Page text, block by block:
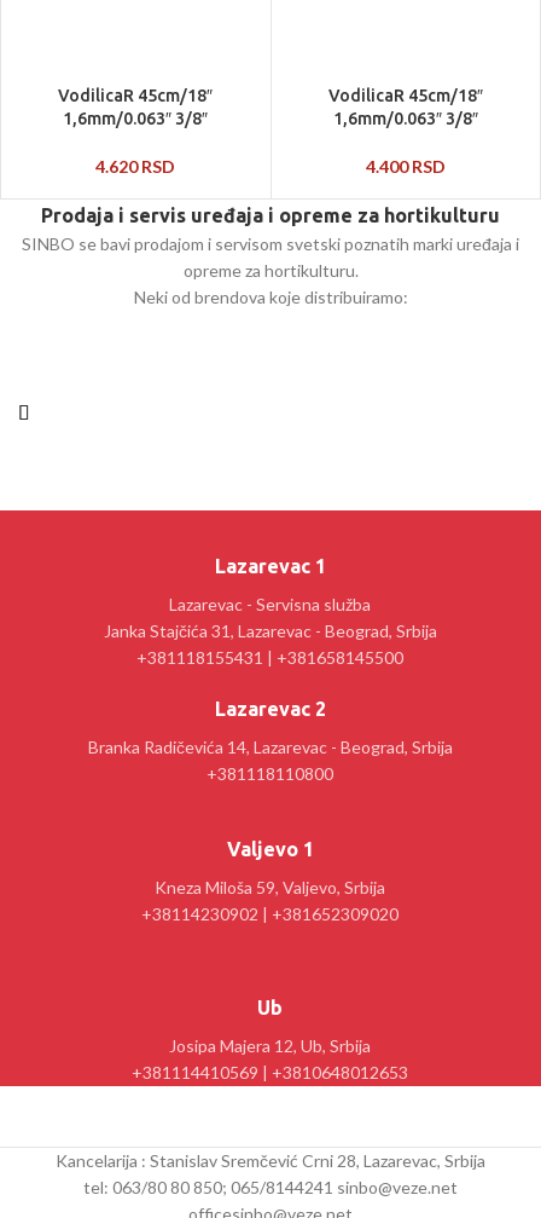
VodilicaR 45cm/18″
1,6mm/0.063″ 3/8″
4.620RSD
VodilicaR 45cm/18″
1,6mm/0.063″ 3/8″
4.400RSD
Prodaja i servis uređaja i opreme za hortikulturu
SINBO se bavi prodajom i servisom svetski poznatih marki uređaja i
opreme za hortikulturu.
Neki od brendova koje distribuiramo:
Lazarevac 1
Lazarevac - Servisna služba
Janka Stajčića 31, Lazarevac - Beograd, Srbija
+381118155431 | +381658145500
Lazarevac 2
Branka Radičevića 14, Lazarevac - Beograd, Srbija
+381118110800
Valjevo 1
Kneza Miloša 59, Valjevo, Srbija
+38114230902 | +381652309020
Ub
Josipa Majera 12, Ub, Srbija
+381114410569 | +3810648012653
Kancelarija : Stanislav Sremčević Crni 28, Lazarevac, Srbija
tel: 063/80 80 850; 065/8144241 sinbo@veze.net
officesinbo@veze.net